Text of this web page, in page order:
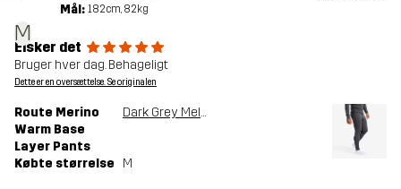
M
Mål: 182cm, 82kg
Elsker det
Bruger hver dag. Behageligt
Dette er en oversættelse. Se originalen
Route Merino
Warm Base
Layer Pants
Dark Grey Melange
Købte størrelse M